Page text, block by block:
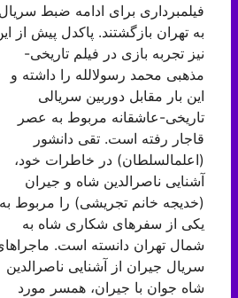
فیلمبرداری برای ادامه ضبط سریال
به تهران بازگشتند. پاکدل پیش از این
نیز تجربه بازی در فیلم تاریخی-
مذهبی محمد رسولالله را داشته و
این بار مقابل دوربین سریالی
تاریخی-عاشقانه مربوط به عصر
قاجار رفته است. تقی دانشور
(اعلمالسلطان) در خاطرات خود،
آشنایی ناصرالدین شاه و جیران
(خدیجه خانم تجریشی) را مربوط به
یکی از سفرهای شکاری شاه به
شمال تهران دانسته است. ماجراهای
سریال جیران از آشنایی ناصرالدین
شاه جوان با جیران، همسر مورد